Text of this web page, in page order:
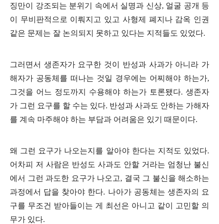
징만이 강조되는 분위기 속에서 실명과 신상, 얼굴 공개 등
이 무비판적으로 이뤄지고 있고 사형제 폐지나 감옥 인권
같은 문제는 잘 논의되지 못하고 있다는 지적들도 있었다.
그러면서 생존자가 요구한 것이 반성과 사과가 아니라 가
해자가 공동체를 떠나는 것일 경우에는 어찌해야 하는가,
그것을 어느 정도까지 수용해야 하는가 토론됐다. 생존자
가 그런 요구를 할 수는 있다. 반성과 사과도 안하는 가해자
를 계속 마주해야 하는 부담과 어려움은 있기 때문이다.
왜 그런 요구가 나오는지를 알아야 한다는 지적도 있었다.
어차피 저 사람은 반성도 사과도 안할 거라는 엄청난 불신
에서 그런 과도한 요구가 나오고, 결국 그 불신을 해소하는
과정에서 답을 찾아야 한다. 나아가 공동체는 생존자의 요
구를 무조건 받아들이는 게 최선은 아니고 같이 고민할 의
무가 있다.